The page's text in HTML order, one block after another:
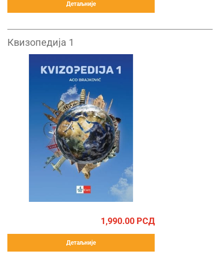
Детаљније
Квизопедија 1
1,990.00 РСД
Детаљније